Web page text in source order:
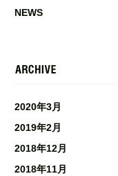
NEWS
2020年3月
2019年2月
2018年12月
2018年11月